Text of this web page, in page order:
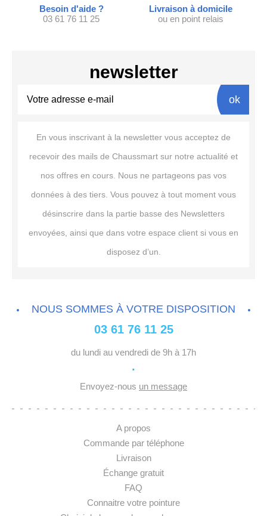
Besoin d'aide ?
03 61 76 11 25
Livraison à domicile
ou en point relais
newsletter
ok
En vous inscrivant à la newsletter vous acceptez de
recevoir des mails de Chaussmart sur notre actualité et
nos offres en cours. Nous ne partageons pas vos
données à des tiers. Vous pouvez à tout moment vous
désinscrire dans la partie basse des Newsletters
envoyées, ainsi que dans votre espace client si vous en
disposez d’un.
NOUS SOMMES À VOTRE DISPOSITION
03 61 76 11 25
du lundi au vendredi de 9h à 17h
·
Envoyez-nous un message
A propos
Commande par téléphone
Livraison
Échange gratuit
FAQ
Connaitre votre pointure